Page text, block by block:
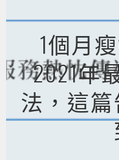
至
內
容
1個月
2021年
法，這